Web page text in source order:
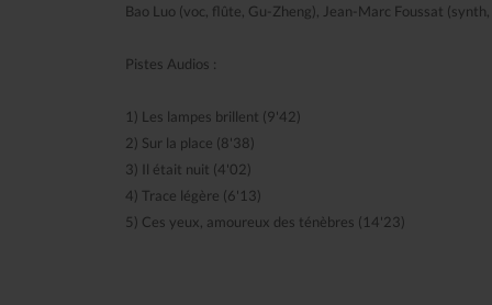
Bao Luo (voc, flûte, Gu-Zheng), Jean-Marc Foussat (synth,
Pistes Audios :
1) Les lampes brillent (9'42)
2) Sur la place (8'38)
3) Il était nuit (4'02)
4) Trace légère (6'13)
5) Ces yeux, amoureux des ténèbres (14'23)